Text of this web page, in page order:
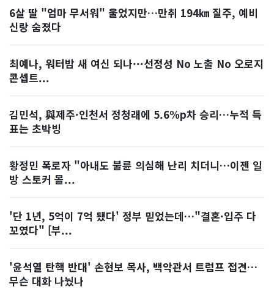
6살 딸 "엄마 무서워" 울었지만…만취 194㎞ 질주, 예비
신랑 숨졌다
최예나, 워터밤 새 여신 되나···선정성 No 노출 No 오로지
콘셉트...
김민석, 與제주·인천서 정청래에 5.6%p차 승리…누적 득
표는 초박빙
황정민 폭로자 "아내도 불륜 의심해 난리 치더니…이젠 일
방 스토커 몰...
'단 1년, 5억이 7억 됐다' 정부 믿었는데…"결혼·입주 다
꼬였다" [부...
'윤석열 탄핵 반대' 손현보 목사, 백악관서 트럼프 접견…
무슨 대화 나눴나